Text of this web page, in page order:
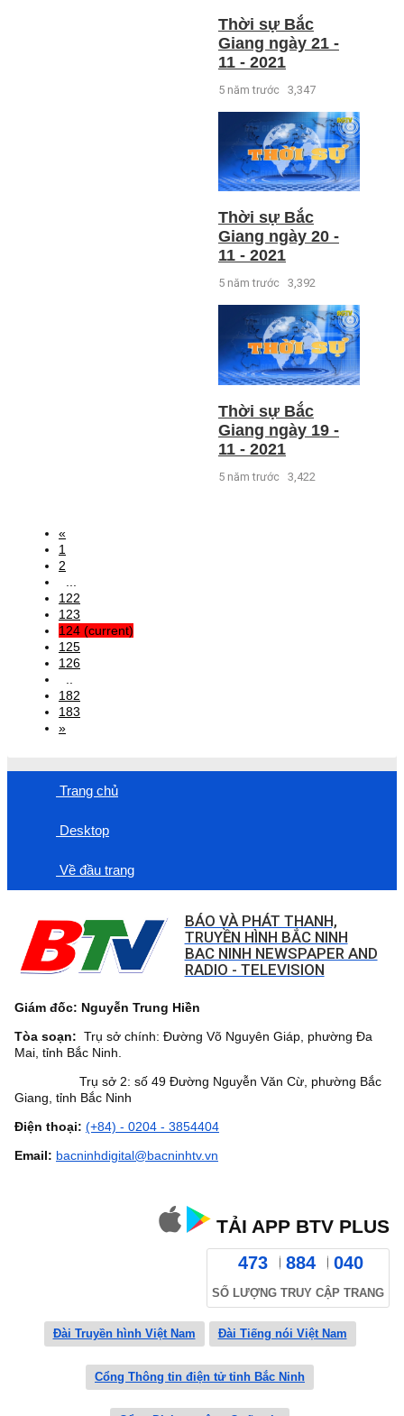
Thời sự Bắc
Giang ngày 21 -
11 - 2021
5 năm trước 3,347
Thời sự Bắc
Giang ngày 20 -
11 - 2021
5 năm trước 3,392
Thời sự Bắc
Giang ngày 19 -
11 - 2021
5 năm trước 3,422
«
1
2
122
123
124 (current)
125
126
182
183
»
Trang chủ
Desktop
Về đầu trang
BÁO VÀ PHÁT THANH,
TRUYỀN HÌNH BẮC NINH
BAC NINH NEWSPAPER AND
RADIO - TELEVISION
Giám đốc: Nguyễn Trung Hiền
Tòa soạn: Trụ sở chính: Đường Võ Nguyên Giáp, phường Đa
Mai, tỉnh Bắc Ninh.
Trụ sở 2: số 49 Đường Nguyễn Văn Cừ, phường Bắc
Giang, tỉnh Bắc Ninh
Điện thoại: (+84) - 0204 - 3854404
Email: bacninhdigital@bacninhtv.vn
TẢI APP BTV PLUS
473 884 040
SỐ LƯỢNG TRUY CẬP TRANG
Đài Truyền hình Việt Nam Đài Tiếng nói Việt Nam
Cổng Thông tin điện tử tỉnh Bắc Ninh